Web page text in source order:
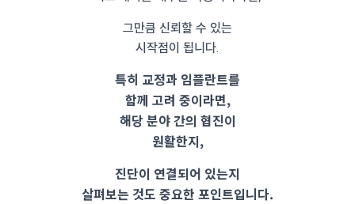
그만큼 신뢰할 수 있는
시작점이 됩니다.
특히 교정과 임플란트를
함께 고려 중이라면,
해당 분야 간의 협진이
원활한지,
진단이 연결되어 있는지
살펴보는 것도 중요한 포인트입니다.